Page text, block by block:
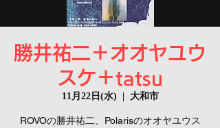
勝井祐二＋オオヤユウ
スケ＋tatsu
11月22日(水)
  |
大和市
ROVOの勝井祐二、Polarisのオオヤユウス